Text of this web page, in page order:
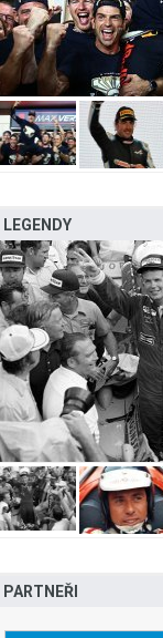
LEGENDY
PARTNEŘI